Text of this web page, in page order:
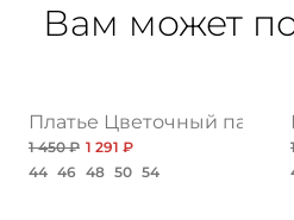
Вам может
экстра нью
Платье Цветочный
1 450 ₽ 1 291 ₽
44 46 48 50 54